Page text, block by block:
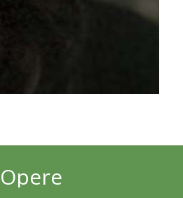
Opere